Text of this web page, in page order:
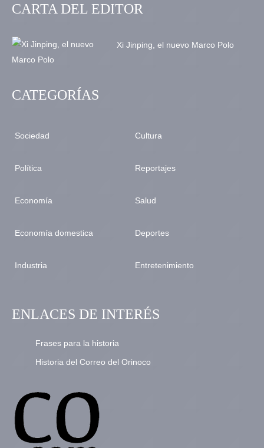
CARTA DEL EDITOR
Xi Jinping, el nuevo Marco Polo
CATEGORÍAS
Sociedad
Política
Economía
Economía domestica
Industria
Cultura
Reportajes
Salud
Deportes
Entretenimiento
ENLACES DE INTERÉS
Frases para la historia
Historia del Correo del Orinoco